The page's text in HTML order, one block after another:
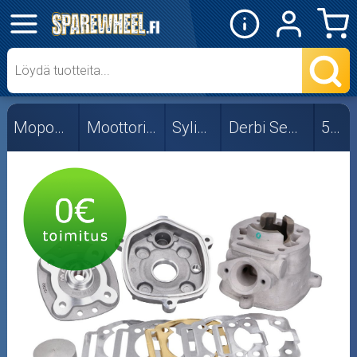
✕
Mopon osat
50cc
Viritys
Skootterin osat
Crossipyörän osat
Moottoripyörän osat
Moottorikelkan osat
Mopon osat Moottorin osat Sylinterit Derbi Senda 06- 50cc